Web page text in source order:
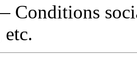
Conditions